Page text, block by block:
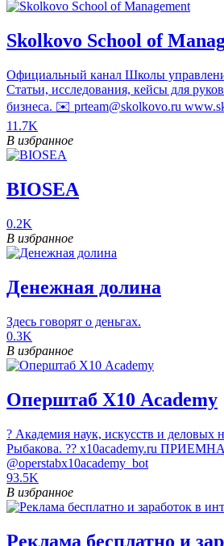
Skolkovo School of
Официальный канал Школы
Статьи, исследования, кейсы для
бизнеса. ✉️ prteam@skolkovo.ru
11.7K
В избранное
BIOSEA
0.2K
В избранное
Денежная долина
Здесь говорят о деньгах.
0.3K
В избранное
Оперштаб Х10 Academy
? Академия наук, искусств и деловых
Рыбакова. ?? x10academy.ru
@operstabx10academy_bot
93.5K
В избранное
Реклама бесплатно и